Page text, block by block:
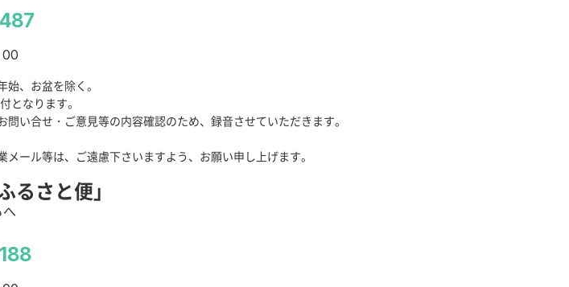
、お盆を除く。
となります。
い合せ・ご意見等の内容確認のため、録音させていただきます。
ール等は、ご遠慮下さいますよう、お願い申し上げます。
るさと便」